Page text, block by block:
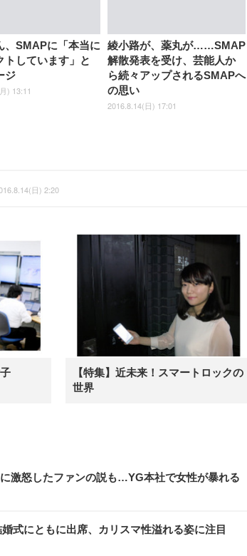
、SMAPに「本当に
トしています」と
ジ
) 13:11
綾小路が、薬丸が……SMAP
解散発表を受け、芸能人か
ら続々アップされるSMAPへ
の思い
2016.8.14(日) 17:01
日) 2:20
【特集】近未来！スマートロックの
世界
激怒したファンの説も…YG本社で女性が暴れる
式にともに出席、カリスマ性溢れる姿に注目